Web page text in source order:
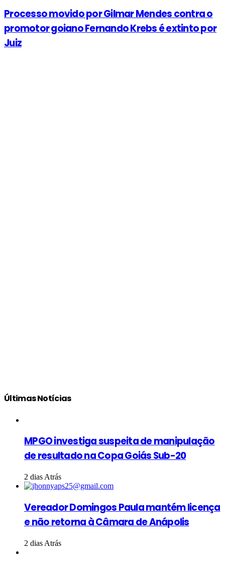
Processo movido por Gilmar Mendes contra o
promotor goiano Fernando Krebs é extinto por
Juiz
Últimas Notícias
MPGO investiga suspeita de manipulação
de resultado na Copa Goiás Sub-20
2 dias Atrás
Vereador Domingos Paula mantém licença
e não retorna à Câmara de Anápolis
2 dias Atrás